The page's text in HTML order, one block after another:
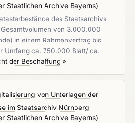
Staatlichen Archive Bayerns)
des Staatsarchivs
von 3.000.000
in einem Rahmenvertrag bis
Umfang ca. 750.000 Blatt/ ca.
der Beschaffung »
von Unterlagen der
im Staatsarchiv Nürnberg
Staatlichen Archive Bayerns)